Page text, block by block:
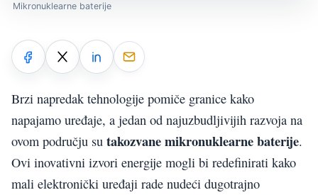
Mikronuklearne baterije
Brzi napredak tehnologije pomiče granice kako
napajamo uređaje, a jedan od najuzbudljivijih razvoja na
ovom području su takozvane mikronuklearne baterije.
Ovi inovativni izvori energije mogli bi redefinirati kako
mali elektronički uređaji rade nudeći dugotrajno